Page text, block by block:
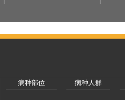
病种部位 病种人群